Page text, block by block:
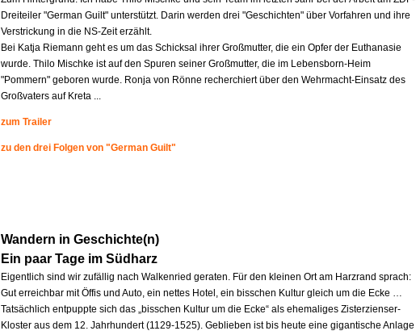
Dreiteiler "German Guilt" unterstützt. Darin werden drei "Geschichten" über Vorfahren und ihre
Verstrickung in die NS-Zeit erzählt.
Bei Katja Riemann geht es um das Schicksal ihrer Großmutter, die ein Opfer der Euthanasie
wurde. Thilo Mischke ist auf den Spuren seiner Großmutter, die im Lebensborn-Heim
"Pommern" geboren wurde. Ronja von Rönne recherchiert über den Wehrmacht-Einsatz des
Großvaters auf Kreta ...
zum Trailer
zu den drei Folgen von "German Guilt"
Wandern in Geschichte(n)
Ein paar Tage im Südharz
Eigentlich sind wir zufällig nach Walkenried geraten. Für den kleinen Ort am Harzrand sprach:
Gut erreichbar mit Öffis und Auto, ein nettes Hotel, ein bisschen Kultur gleich um die Ecke …
Tatsächlich entpuppte sich das „bisschen Kultur um die Ecke“ als ehemaliges Zisterzienser-
Kloster aus dem 12. Jahrhundert (1129-1525). Geblieben ist bis heute eine gigantische Anlage